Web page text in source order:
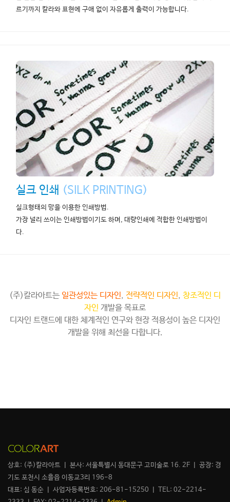
르기까지 칼라와 표현에 구애 없이 자유롭게 출력이 가능합니다.
실크 인쇄 (SILK PRINTING)
실크형태의 망을 이용한 인쇄방법.
가장 널리 쓰이는 인쇄방법이기도 하며, 대량인쇄에 적합한 인쇄방법이
다.
(주)칼라아트는 일관성있는 디자인, 전략적인 디자인, 창조적인 디
자인 개발을 목표로
디자인 트랜드에 대한 체계적인 연구와 현장 적용성이 높은 디자인
개발을 위해 최선을 다합니다.
상호: (주)칼라아트 ㅣ 본사: 서울특별시 동대문구 고미술로 16. 2F ㅣ 공장: 경
기도 포천시 소흘읍 이동교3리 196-8
대표: 심 동순 ㅣ 사업자등록번호: 206-81-15250 ㅣ TEL: 02-2214-